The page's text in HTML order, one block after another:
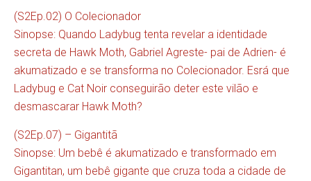
(S2Ep.02) O Colecionador
Sinopse: Quando Ladybug tenta revelar a identidade
secreta de Hawk Moth, Gabriel Agreste- pai de Adrien- é
akumatizado e se transforma no Colecionador. Esrá que
Ladybug e Cat Noir conseguirão deter este vilão e
desmascarar Hawk Moth?
(S2Ep.07) – Gigantitã
Sinopse: Um bebê é akumatizado e transformado em
Gigantitan, um bebê gigante que cruza toda a cidade de